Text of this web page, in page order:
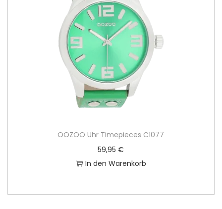
OOZOO Uhr Timepieces C1077
59,95€
In den Warenkorb